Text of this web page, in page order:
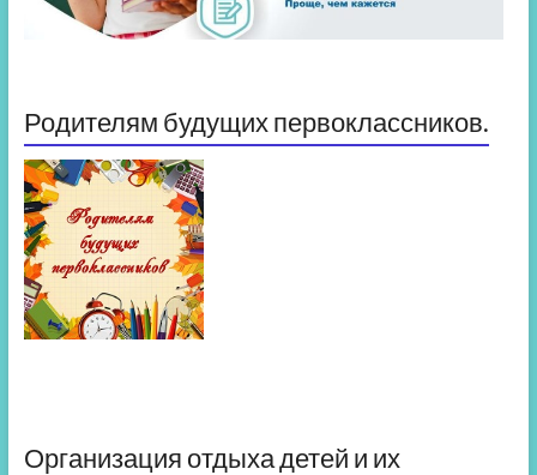
Родителям будущих первоклассников.
Организация отдыха детей и их